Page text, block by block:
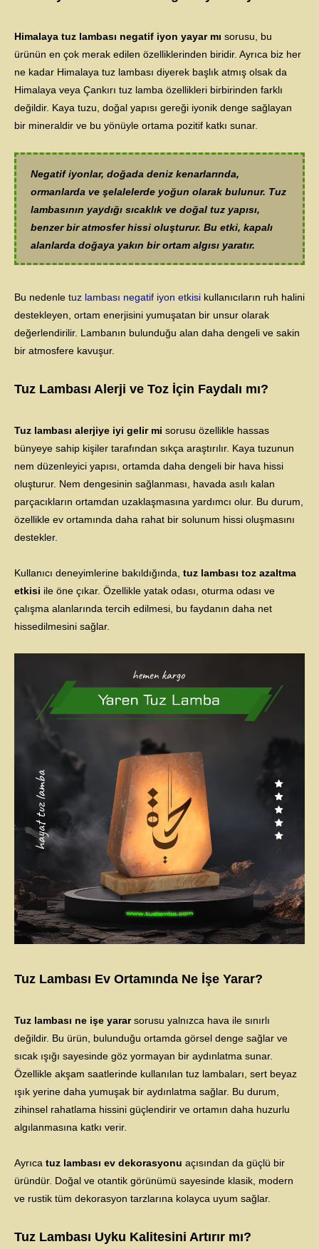
Himalaya tuz lambası negatif iyon yayar mı sorusu, bu
ürünün en çok merak edilen özelliklerinden biridir. Ayrıca biz her
ne kadar Himalaya tuz lambası diyerek başlık atmış olsak da
Himalaya veya Çankırı tuz lamba özellikleri birbirinden farklı
değildir. Kaya tuzu, doğal yapısı gereği iyonik denge sağlayan
bir mineraldir ve bu yönüyle ortama pozitif katkı sunar.
Negatif iyonlar, doğada deniz kenarlarında,
ormanlarda ve şelalelerde yoğun olarak bulunur. Tuz
lambasının yaydığı sıcaklık ve doğal tuz yapısı,
benzer bir atmosfer hissi oluşturur. Bu etki, kapalı
alanlarda doğaya yakın bir ortam algısı yaratır.
Bu nedenle tuz lambası negatif iyon etkisi kullanıcıların ruh halini
destekleyen, ortam enerjisini yumuşatan bir unsur olarak
değerlendirilir. Lambanın bulunduğu alan daha dengeli ve sakin
bir atmosfere kavuşur.
Tuz Lambası Alerji ve Toz İçin Faydalı mı?
Tuz lambası alerjiye iyi gelir mi sorusu özellikle hassas
bünyeye sahip kişiler tarafından sıkça araştırılır. Kaya tuzunun
nem düzenleyici yapısı, ortamda daha dengeli bir hava hissi
oluşturur. Nem dengesinin sağlanması, havada asılı kalan
parçacıkların ortamdan uzaklaşmasına yardımcı olur. Bu durum,
özellikle ev ortamında daha rahat bir solunum hissi oluşmasını
destekler.
Kullanıcı deneyimlerine bakıldığında, tuz lambası toz azaltma
etkisi ile öne çıkar. Özellikle yatak odası, oturma odası ve
çalışma alanlarında tercih edilmesi, bu faydanın daha net
hissedilmesini sağlar.
Tuz Lambası Ev Ortamında Ne İşe Yarar?
Tuz lambası ne işe yararsorusu yalnızca hava ile sınırlı
değildir. Bu ürün, bulunduğu ortamda görsel denge sağlar ve
sıcak ışığı sayesinde göz yormayan bir aydınlatma sunar.
Özellikle akşam saatlerinde kullanılan tuz lambaları, sert beyaz
ışık yerine daha yumuşak bir aydınlatma sağlar. Bu durum,
zihinsel rahatlama hissini güçlendirir ve ortamın daha huzurlu
algılanmasına katkı verir.
Ayrıca tuz lambası ev dekorasyonu açısından da güçlü bir
üründür. Doğal ve otantik görünümü sayesinde klasik, modern
ve rustik tüm dekorasyon tarzlarına kolayca uyum sağlar.
Tuz Lambası Uyku Kalitesini Artırır mı?